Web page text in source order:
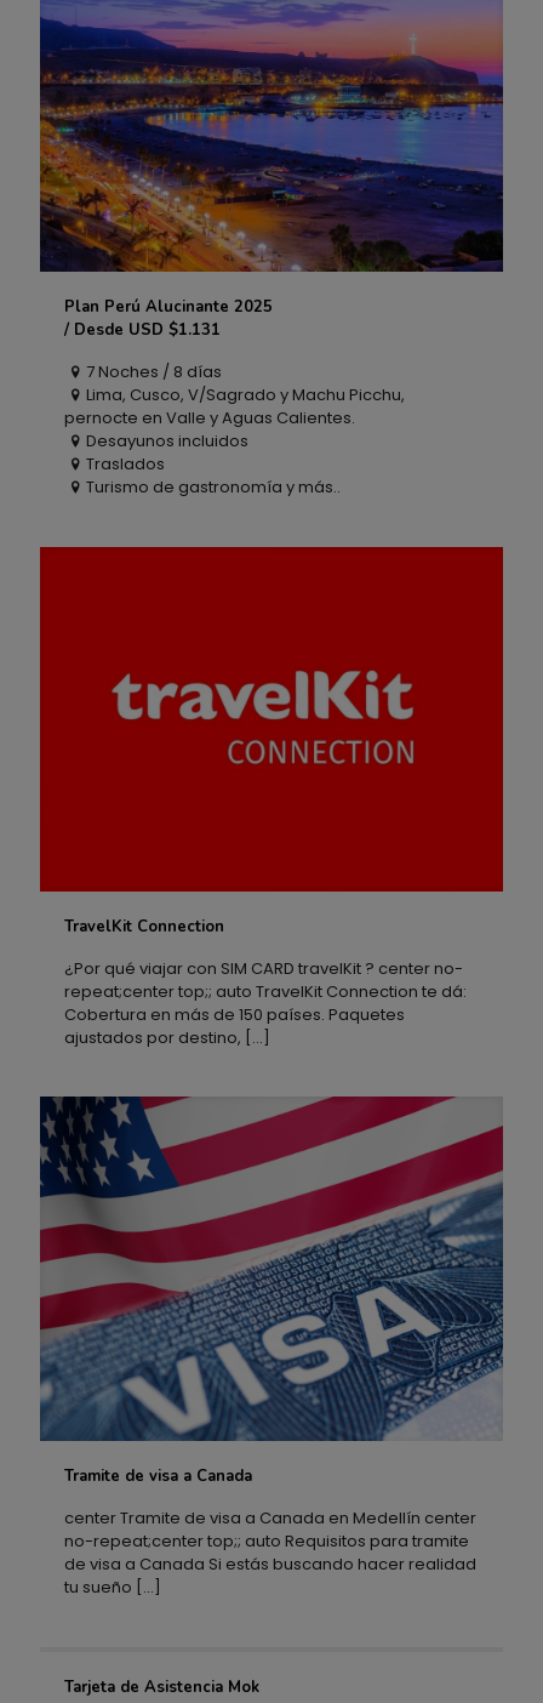
Plan Perú Alucinante 2025
/ Desde USD $1.131
Plan Perú Alucinante 2025
/ Desde USD $1.131
7 Noches / 8 días
Lima, Cusco, V/Sagrado y Machu Picchu,
pernocte en Valle y Aguas Calientes.
Desayunos incluidos
Traslados
Turismo de gastronomía y más..
TravelKit Connection
TravelKit Connection
¿Por qué viajar con SIM CARD travelKit ? center no-
repeat;center top;; auto TravelKit Connection te dá:
Cobertura en más de 150 países. Paquetes
ajustados por destino, […]
Tramite de visa a Canada
Tramite de visa a Canada
center Tramite de visa a Canada en Medellín center
no-repeat;center top;; auto Requisitos para tramite
de visa a Canada Si estás buscando hacer realidad
tu sueño […]
Tarjeta de Asistencia Mok
Tarjeta de Asistencia Mok